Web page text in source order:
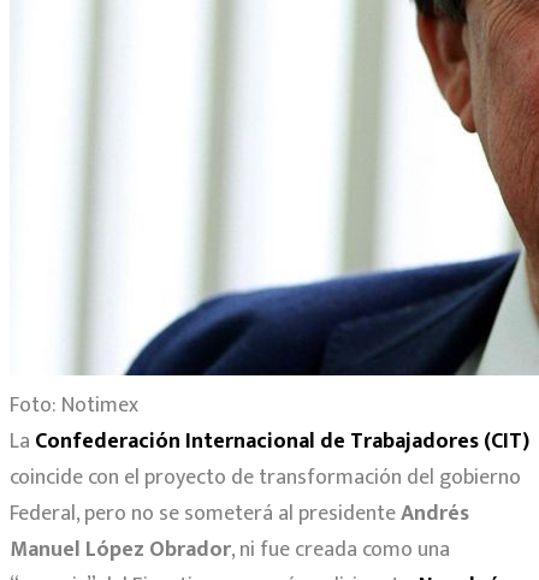
Foto: Notimex
La Confederación Internacional de Trabajadores (CIT)
coincide con el proyecto de transformación del gobierno
Federal, pero no se someterá al presidenteAndrés
Manuel López Obrador, ni fue creada como una